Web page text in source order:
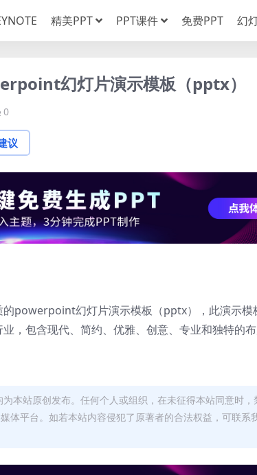
精美PPT PPT课件 免费PPT 幻
幻灯片演示模板（pptx）
0
议
powerpoint幻灯片演示模板（pptx）， 此演示模
， 包含现代、简约、优雅、创意、专业和独特的布
本站原创发布。任何个人或组织，在未征得本站同意时，
体平台。如若本站内容侵犯了原著者的合法权益，可联系